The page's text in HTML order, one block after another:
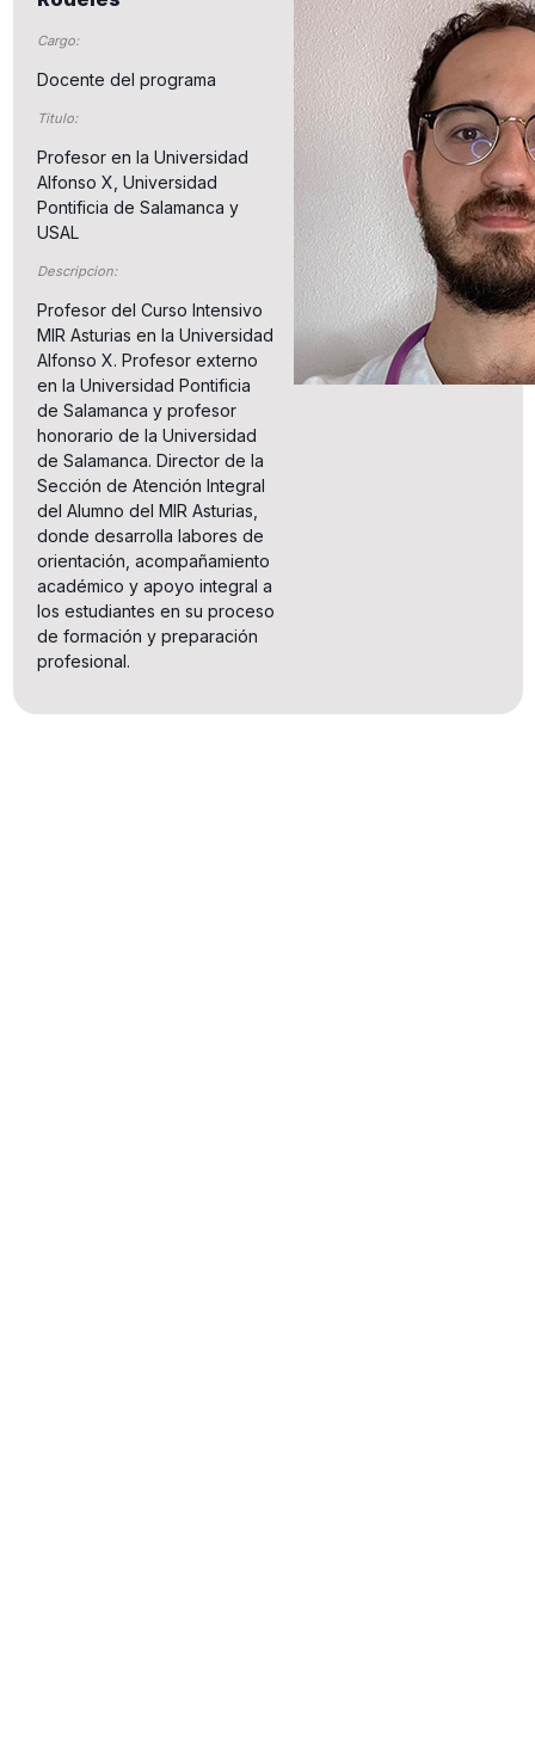
Cargo:
Docente del programa
Titulo:
Profesor en la Universidad
Alfonso X, Universidad
Pontificia de Salamanca y
USAL
Descripcion:
Profesor del Curso Intensivo
MIR Asturias en la Universidad
Alfonso X. Profesor externo
en la Universidad Pontificia
de Salamanca y profesor
honorario de la Universidad
de Salamanca. Director de la
Sección de Atención Integral
del Alumno del MIR Asturias,
donde desarrolla labores de
orientación, acompañamiento
académico y apoyo integral a
los estudiantes en su proceso
de formación y preparación
profesional.